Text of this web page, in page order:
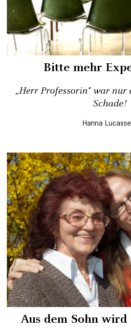
Bitte mehr
„Herr Professorin“ war nur
Schade!
Hanna
Aus dem Sohn